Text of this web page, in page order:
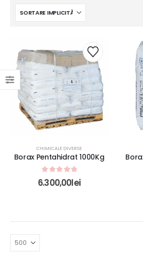
CHIMICALE DIVERSE
Borax Pentahidrat 1000Kg
0out of 5
6.300,00lei